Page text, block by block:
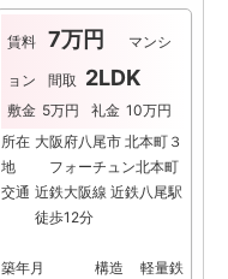
賃料 7万円 マンシ
ョン 間取 2LDK
敷金 5万円 礼金 10万円
所在
地
大阪府八尾市 北本町３
フォーチュン北本町
交通 近鉄大阪線 近鉄八尾駅
徒歩12分
築年月 構造
軽量鉄